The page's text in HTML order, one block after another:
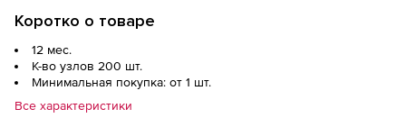
Коротко о товаре
12 мес.
К-во узлов 200 шт.
Минимальная покупка: от 1 шт.
Все характеристики